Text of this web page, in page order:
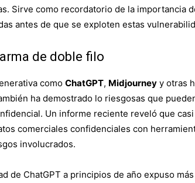
Sirve como recordatorio de la importancia
antes de que se exploten estas
de doble filo
como ChatGPT, Midjourney y otras
ha demostrado lo riesgosas que
Un informe reciente reveló que
comerciales confidenciales con
involucrados.
de ChatGPT a principios de año expuso